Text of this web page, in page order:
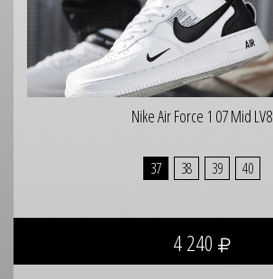
Nike Air Force 1 07 Mid LV8
37 38 39 40
4 240